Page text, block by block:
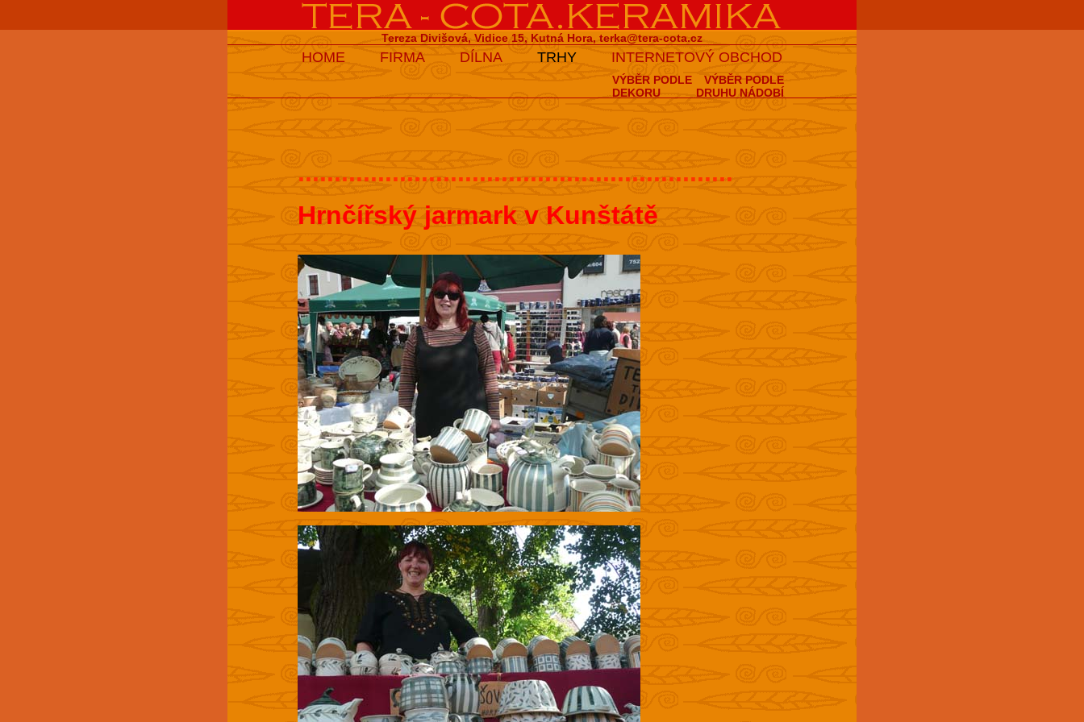
Tereza Divišová, Vidice 15, Kutná Hora, terka@tera-cota.cz
HOME FIRMA DÍLNA TRHY INTERNETOVÝ OBCHOD
VÝBĚR PODLE
DRUHU NÁDOBÍ
VÝBĚR PODLE
DEKORU
............................................................
Hrnčířský jarmark v Kunštátě